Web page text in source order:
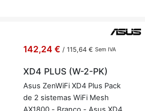
142,24 € / 115,64 € Sem IVA
XD4 PLUS (W-2-PK)
Asus ZenWiFi XD4 Plus Pack
de 2 sis­temas WiFi Mesh